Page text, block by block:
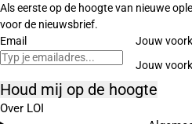
Als eerste op de hoogte van nieuwe
voor de nieuwsbrief.
Email
Jouw
Houd mij op de hoogte
Over LOI